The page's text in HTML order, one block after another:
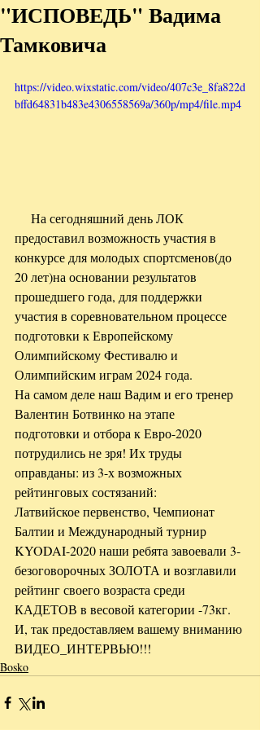
"ИСПОВЕДЬ" Вадима
Тамковича
https://video.wixstatic.com/video/407c3e_8fa822d
bffd64831b483e4306558569a/360p/mp4/file.mp4
предоставил возможность участия в
конкурсе для молодых спортсменов(до
20 лет)на основании результатов
прошедшего года, для поддержки
участия в соревновательном процессе
подготовки к Европейскому
Олимпийскому Фестивалю и
Олимпийским играм 2024 года.
На самом деле наш Вадим и его тренер
Валентин Ботвинко на этапе
подготовки и отбора к Евро-2020
потрудились не зря! Их труды
оправданы: из 3-х возможных
рейтинговых состязаний:
Латвийское первенство, Чемпионат
Балтии и Международный турнир
KYODAI-2020 наши ребята завоевали 3-
безоговорочных ЗОЛОТА и возглавили
рейтинг своего возраста среди
КАДЕТОВ в весовой категории -73кг.
И, так предоставляем вашему вниманию
ВИДЕО_ИНТЕРВЬЮ!!!
Bosko